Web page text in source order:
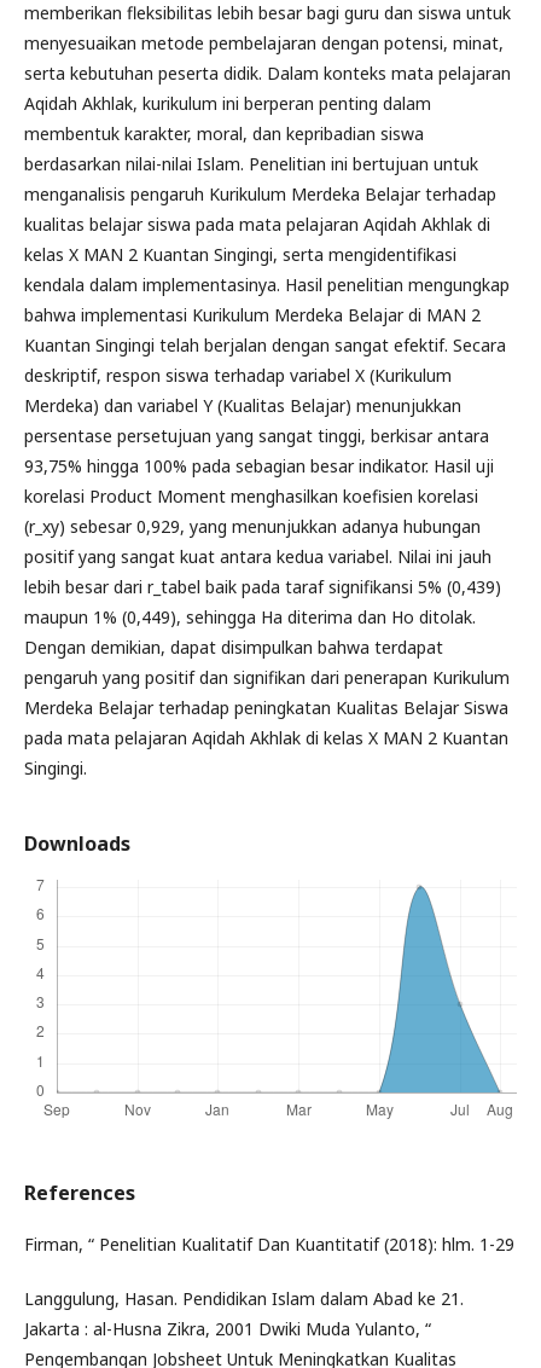
memberikan fleksibilitas lebih besar bagi guru dan siswa untuk
menyesuaikan metode pembelajaran dengan potensi, minat,
serta kebutuhan peserta didik. Dalam konteks mata pelajaran
Aqidah Akhlak, kurikulum ini berperan penting dalam
membentuk karakter, moral, dan kepribadian siswa
berdasarkan nilai-nilai Islam. Penelitian ini bertujuan untuk
menganalisis pengaruh Kurikulum Merdeka Belajar terhadap
kualitas belajar siswa pada mata pelajaran Aqidah Akhlak di
kelas X MAN 2 Kuantan Singingi, serta mengidentifikasi
kendala dalam implementasinya. Hasil penelitian mengungkap
bahwa implementasi Kurikulum Merdeka Belajar di MAN 2
Kuantan Singingi telah berjalan dengan sangat efektif. Secara
deskriptif, respon siswa terhadap variabel X (Kurikulum
Merdeka) dan variabel Y (Kualitas Belajar) menunjukkan
persentase persetujuan yang sangat tinggi, berkisar antara
93,75% hingga 100% pada sebagian besar indikator. Hasil uji
korelasi Product Moment menghasilkan koefisien korelasi
(r_xy) sebesar 0,929, yang menunjukkan adanya hubungan
positif yang sangat kuat antara kedua variabel. Nilai ini jauh
lebih besar dari r_tabel baik pada taraf signifikansi 5% (0,439)
maupun 1% (0,449), sehingga Ha diterima dan Ho ditolak.
Dengan demikian, dapat disimpulkan bahwa terdapat
pengaruh yang positif dan signifikan dari penerapan Kurikulum
Merdeka Belajar terhadap peningkatan Kualitas Belajar Siswa
pada mata pelajaran Aqidah Akhlak di kelas X MAN 2 Kuantan
Singingi.
Downloads
References
Firman, “ Penelitian Kualitatif Dan Kuantitatif (2018): hlm. 1-29
Langgulung, Hasan. Pendidikan Islam dalam Abad ke 21.
Jakarta : al-Husna Zikra, 2001 Dwiki Muda Yulanto, “
Pengembangan Jobsheet Untuk Meningkatkan Kualitas